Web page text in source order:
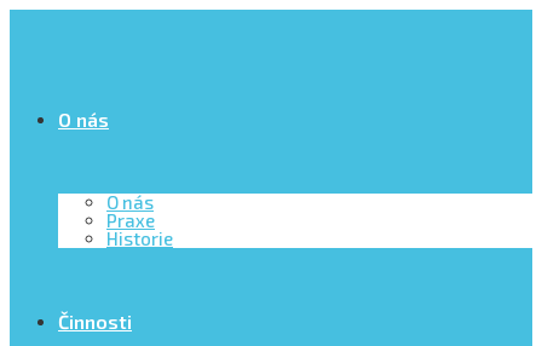
O nás
O nás
Praxe
Historie
Činnosti